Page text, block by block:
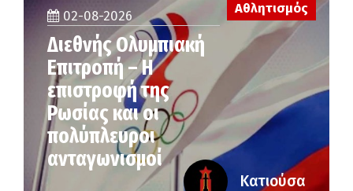
02-08-2026
Διεθνής Ολυμπιακή
Επιτροπή – Η
επιστροφή της
Ρωσίας και οι
πολύπλευροι
ανταγωνισμοί
Αθλητισμός
Κατιούσα